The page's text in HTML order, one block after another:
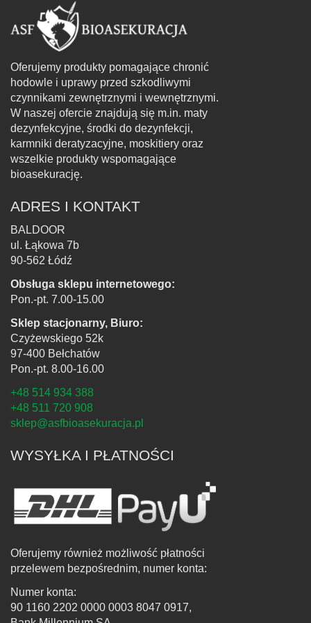
Oferujemy produkty pomagające chronić
hodowle i uprawy przed szkodliwymi
czynnikami zewnętrznymi i wewnętrznymi.
W naszej ofercie znajdują się m.in. maty
dezynfekcyjne, środki do dezynfekcji,
karmniki deratyzacyjne, moskitiery oraz
wszelkie produkty wspomagające
bioasekurację.
ADRES I KONTAKT
BALDOOR
ul. Łąkowa 7b
90-562 Łódź
Obsługa sklepu internetowego:
Pon.-pt. 7.00-15.00
Sklep stacjonarny, Biuro:
Czyżewskiego 52k
97-400 Bełchatów
Pon.-pt. 8.00-16.00
+48 514 934 388
+48 511 720 908
sklep@asfbioasekuracja.pl
WYSYŁKA I PŁATNOŚCI
Oferujemy również możliwość płatności
przelewem bezpośrednim, numer konta:
Numer konta:
90 1160 2202 0000 0003 8047 0917,